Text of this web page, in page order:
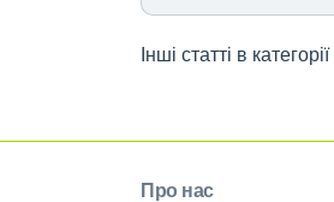
Інші статті в категорії
Про нас